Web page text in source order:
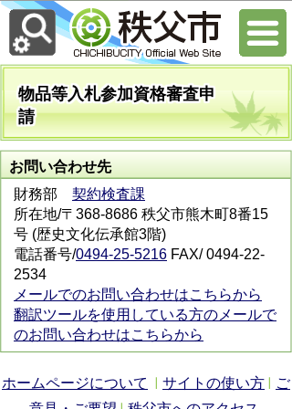
物品等入札参加資格審査申
請
お問い合わせ先
財務部 契約検査課
所在地/〒368-8686 秩父市熊木町8番15
号 (歴史文化伝承館3階)
電話番号/0494-25-5216 FAX/ 0494-22-
2534
メールでのお問い合わせはこちらから
翻訳ツールを使用している方のメールで
のお問い合わせはこちらから
ホームページについて サイトの使い方
ご